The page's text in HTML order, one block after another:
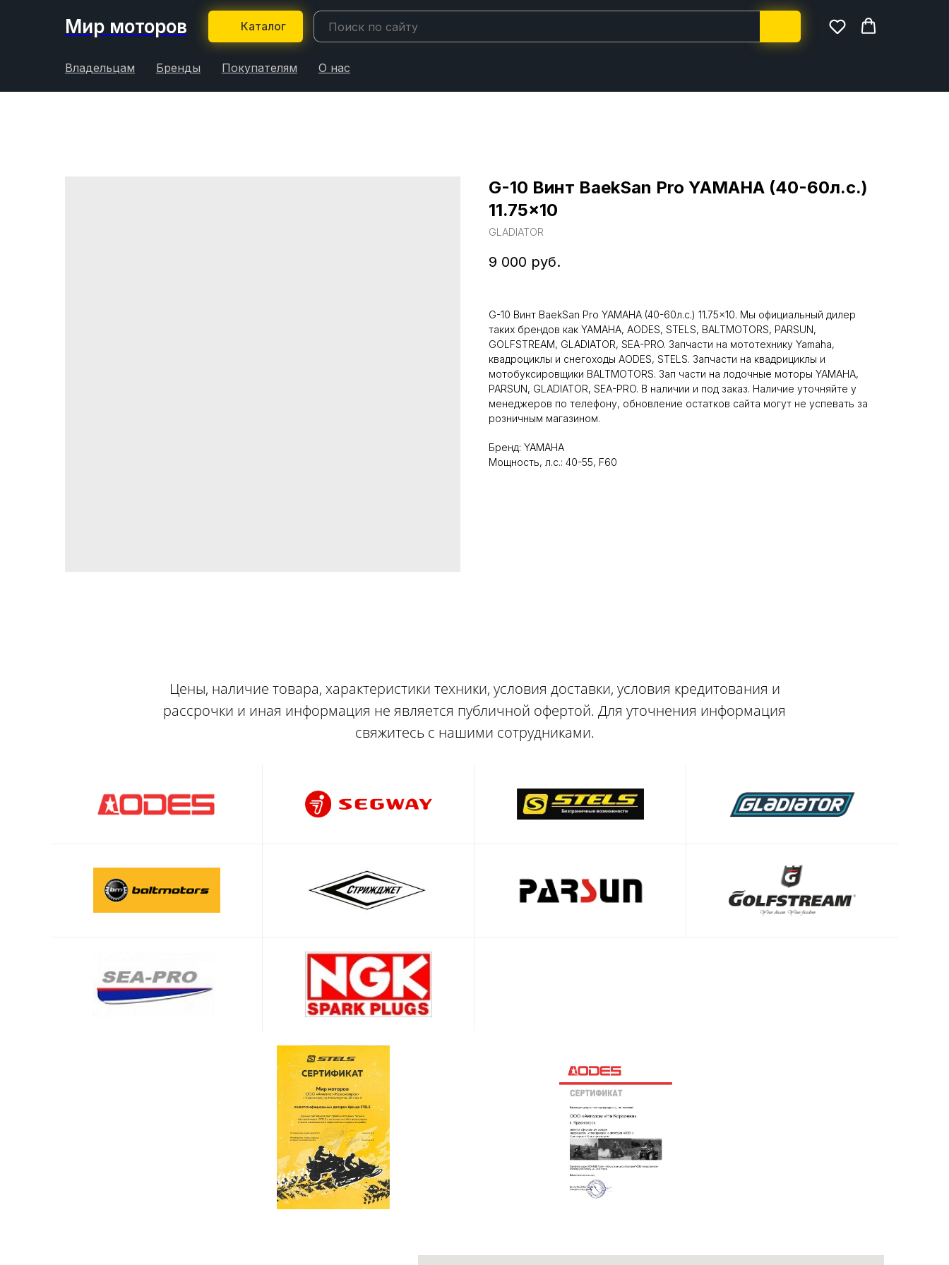
Мир моторов Каталог
Владельцам Бренды Покупателям О нас
G-10 Винт BaekSan Pro YAMAHA (40-60л.с.)
11.75x10
GLADIATOR
9 000 руб.
G-10 Винт BaekSan Pro YAMAHA (40-60л.с.) 11.75x10. Мы официальный дилер
таких брендов как YAMAHA, AODES, STELS, BALTMOTORS, PARSUN,
GOLFSTREAM, GLADIATOR, SEA-PRO. Запчасти на мототехнику Yamaha,
квадроциклы и снегоходы AODES, STELS. Запчасти на квадрициклы и
мотобуксировщики BALTMOTORS. Зап части на лодочные моторы YAMAHA,
PARSUN, GLADIATOR, SEA-PRO. В наличии и под заказ. Наличие уточняйте у
менеджеров по телефону, обновление остатков сайта могут не успевать за
розничным магазином.
Бренд: YAMAHA
Мощность, л.с.: 40-55, F60
Цены, наличие товара, характеристики техники, условия доставки, условия кредитования и
рассрочки и иная информация не является публичной офертой. Для уточнения информация
свяжитесь с нашими сотрудниками.